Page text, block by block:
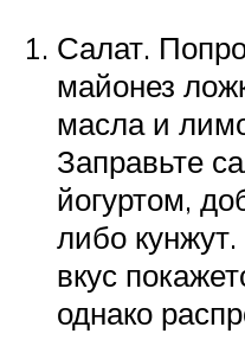
Салат.
майонез
масла и
Заправьте
йогуртом,
либо
вкус
однако